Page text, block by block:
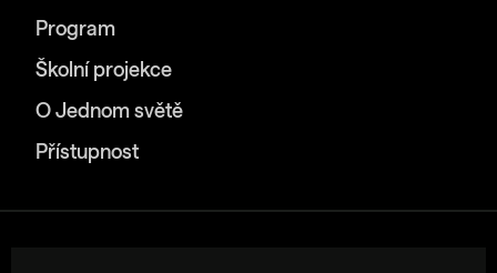
Program
Školní projekce
O Jednom světě
Přístupnost